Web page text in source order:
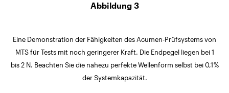
Abbildung 3
Eine Demonstration der Fähigkeiten des Acumen-Prüfsystems von
MTS für Tests mit noch geringerer Kraft. Die Endpegel liegen bei 1
bis 2 N. Beachten Sie die nahezu perfekte Wellenform selbst bei 0,1 %
der Systemkapazität.